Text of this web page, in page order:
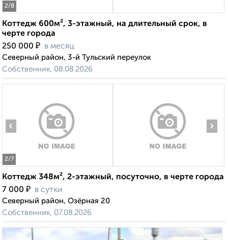
2/8
Коттедж 600м², 3-этажный, на длительный срок, в
черте города
250 000 ₽ в месяц
Северный район, 3-й Тульский переулок
Собственник, 08.08.2026
2/7
‹ ›
Коттедж 348м², 2-этажный, посуточно, в черте города
7 000 ₽ в сутки
Северный район, Озёрная 20
Собственник, 07.08.2026